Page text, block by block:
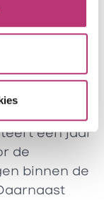
naar een
geestelijke
bij
een jaar
de
binnen de